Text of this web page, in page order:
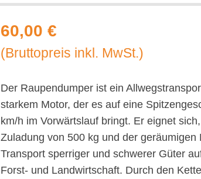
60,00 €
(Bruttopreis inkl. MwSt.)
Der Raupendumper ist ein
starkem Motor, der es auf eine
km/h im Vorwärtslauf bringt. Er eignet
Zuladung von 500 kg und der geräumigen
Transport sperriger und schwerer Güter
Forst- und Landwirtschaft. Durch den